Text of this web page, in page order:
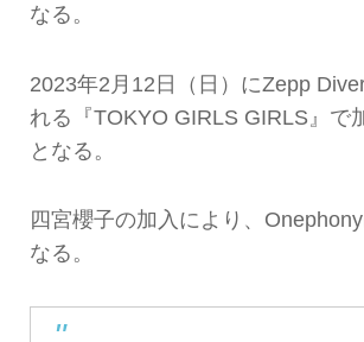
なる。
2023年2月12日（日）にZepp
れる『TOKYO GIRLS GIRLS』で
となる。
四宮櫻子の加入により、
なる。